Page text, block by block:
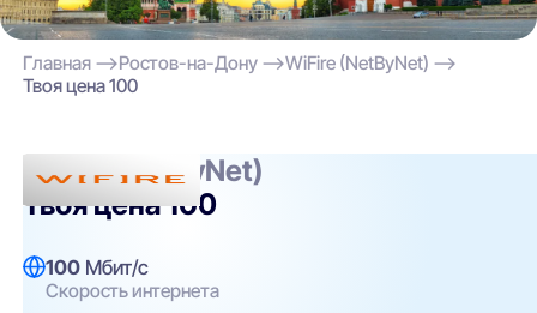
Главная Ростов-на-Дону
WiFire (NetByNet)
Твоя цена 100
WiFire (NetByNet)
Твоя цена 100
100 Мбит/с
Скорость интернета